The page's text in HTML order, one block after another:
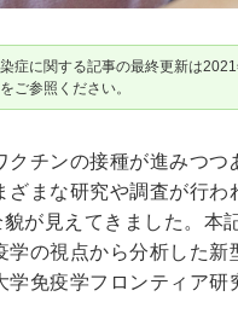
症に関する記事の最終更新は
をご参照ください。
クチンの接種が進みつ
ざまな研究や調査が行
が見えてきました。本
学の視点から分析した
学免疫学フロンティア